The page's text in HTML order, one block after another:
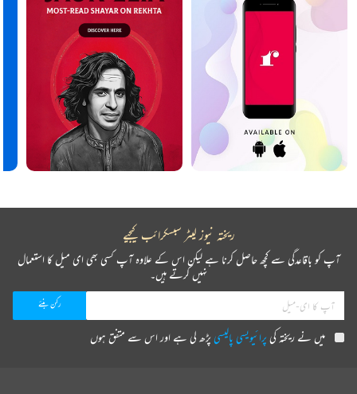
ریختہ نیوز لیٹر سبسکرائب کیجیے
آپ کو باقاعدگی سے کچھ حاصل کرنا ہے لیکن اس کے علاوہ آپ کسی بھی ای میل کا استعمال
نہیں کرتے ہیں۔
میں نے ریختہ کیپرائیویسی پالیسیپڑھ لی ہے اور اس سے متفق ہوں